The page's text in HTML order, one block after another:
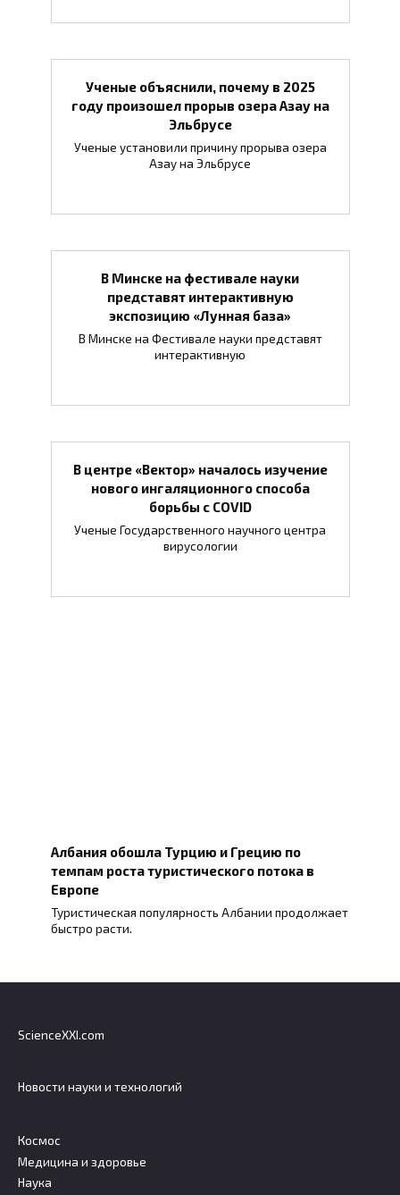
Ученые объяснили, почему в 2025
году произошел прорыв озера Азау на
Эльбрусе
Ученые установили причину прорыва озера
Азау на Эльбрусе
В Минске на фестивале науки
представят интерактивную
экспозицию «Лунная база»
В Минске на Фестивале науки представят
интерактивную
В центре «Вектор» началось изучение
нового ингаляционного способа
борьбы с COVID
Ученые Государственного научного центра
вирусологии
Албания обошла Турцию и Грецию по
темпам роста туристического потока в
Европе
Туристическая популярность Албании продолжает
быстро расти.
ScienceXXI.com
Новости науки и технологий
Космос
Медицина и здоровье
Наука